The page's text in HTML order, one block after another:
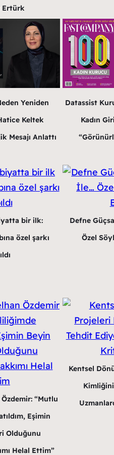
Ertürk
Yeniden
Keltek
Mesajı Anlattı
Datassist
Kadın
bir ilk:
özel şarkı
Defne
Özel
“Mutlu
Eşimin
Olduğunu
Helal Ettim”
Kentsel